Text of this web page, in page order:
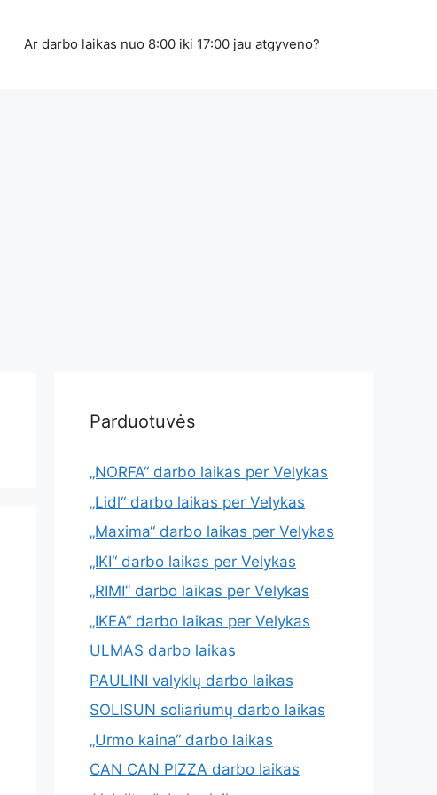
Ar darbo laikas nuo 8:00 iki 17:00 jau atgyveno?
Parduotuvės
„NORFA“ darbo laikas per Velykas
„Lidl“ darbo laikas per Velykas
„Maxima“ darbo laikas per Velykas
„IKI“ darbo laikas per Velykas
„RIMI“ darbo laikas per Velykas
„IKEA“ darbo laikas per Velykas
ULMAS darbo laikas
PAULINI valyklų darbo laikas
SOLISUN soliariumų darbo laikas
„Urmo kaina“ darbo laikas
CAN CAN PIZZA darbo laikas